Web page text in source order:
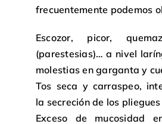
frecuentemente podemos
Escozor, picor,
(parestesias)… a nivel
molestias en garganta y
Tos seca y carraspeo,
la secreción de los
Exceso de mucosidad